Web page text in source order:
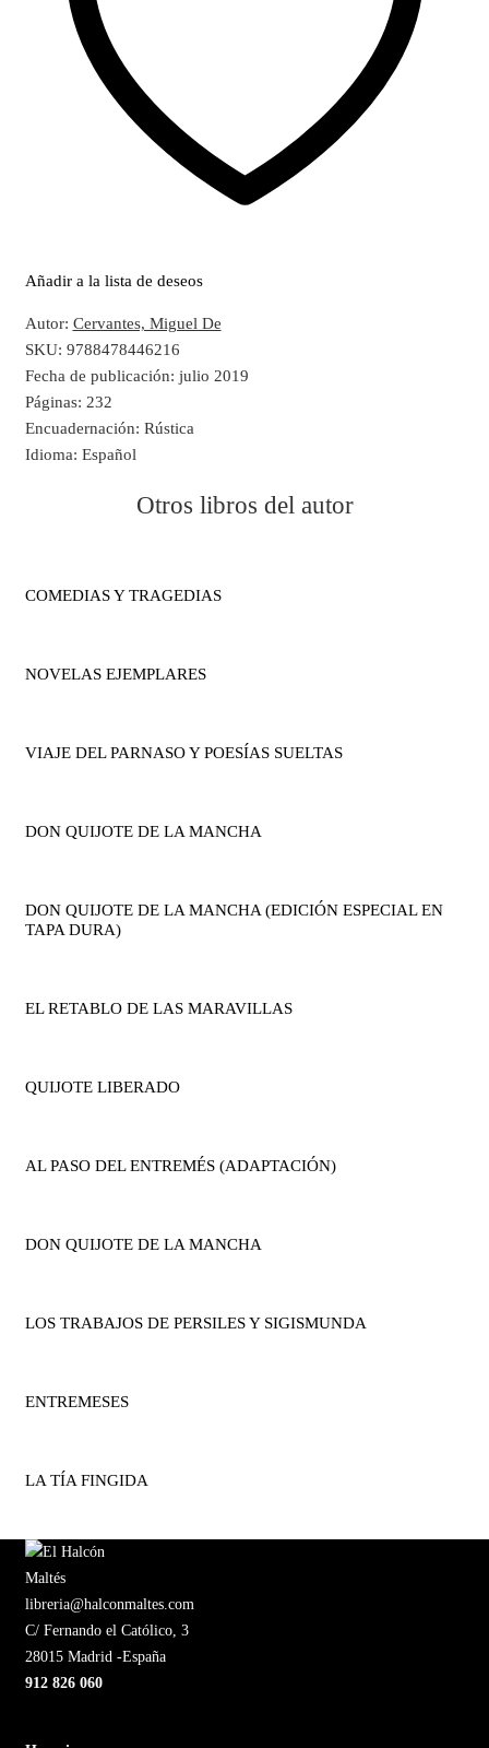
Añadir a la lista de deseos
Autor: Cervantes, Miguel De
SKU: 9788478446216
Fecha de publicación: julio 2019
Páginas: 232
Encuadernación: Rústica
Idioma: Español
Otros libros del autor
COMEDIAS Y TRAGEDIAS
NOVELAS EJEMPLARES
VIAJE DEL PARNASO Y POESÍAS SUELTAS
DON QUIJOTE DE LA MANCHA
DON QUIJOTE DE LA MANCHA (EDICIÓN ESPECIAL EN
TAPA DURA)
EL RETABLO DE LAS MARAVILLAS
QUIJOTE LIBERADO
AL PASO DEL ENTREMÉS (ADAPTACIÓN)
DON QUIJOTE DE LA MANCHA
LOS TRABAJOS DE PERSILES Y SIGISMUNDA
ENTREMESES
LA TÍA FINGIDA
libreria@halconmaltes.com
C/ Fernando el Católico, 3
28015 Madrid -España
912 826 060